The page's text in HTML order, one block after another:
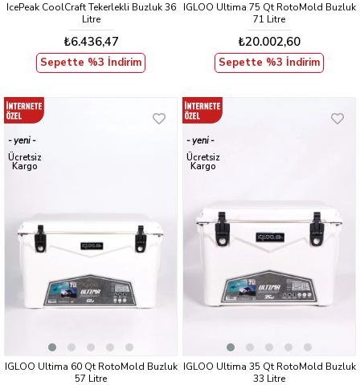
IcePeak CoolCraft Tekerlekli Buzluk 36
Litre
₺6.436,47
Sepette %3 İndirim
IGLOO Ultima 75 Qt RotoMold Buzluk
71 Litre
₺20.002,60
Sepette %3 İndirim
IGLOO Ultima 60 Qt RotoMold Buzluk
57 Litre
yeni
ürün
Ücretsiz
Kargo
IGLOO Ultima 35 Qt RotoMold Buzluk
33 Litre
yeni
ürün
Ücretsiz
Kargo